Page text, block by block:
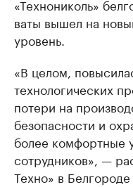
«Технониколь»
ваты вышел на
уровень.
«В целом,
технологических
потери на
безопасности и
более комфортные
сотрудников», —
Техно» в